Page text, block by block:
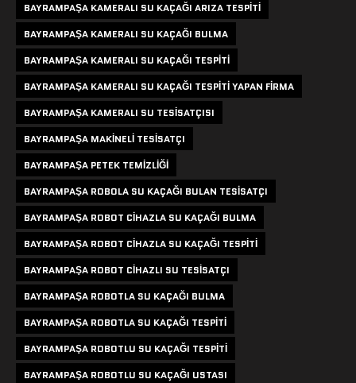
BAYRAMPAŞA KAMERALI SU KAÇAĞI ARIZA TESPITI
BAYRAMPAŞA KAMERALI SU KAÇAĞI BULMA
BAYRAMPAŞA KAMERALI SU KAÇAĞI TESPITI
BAYRAMPAŞA KAMERALI SU KAÇAĞI TESPITI YAPAN FIRMA
BAYRAMPAŞA KAMERALI SU TESISATÇISI
BAYRAMPAŞA MAKINELI TESISATÇI
BAYRAMPAŞA PETEK TEMIZLIĞI
BAYRAMPAŞA ROBOLA SU KAÇAĞI BULAN TESISATÇI
BAYRAMPAŞA ROBOT CIHAZLA SU KAÇAĞI BULMA
BAYRAMPAŞA ROBOT CIHAZLA SU KAÇAĞI TESPITI
BAYRAMPAŞA ROBOT CIHAZLI SU TESISATÇI
BAYRAMPAŞA ROBOTLA SU KAÇAĞI BULMA
BAYRAMPAŞA ROBOTLA SU KAÇAĞI TESPITI
BAYRAMPAŞA ROBOTLU SU KAÇAĞI TESPITI
BAYRAMPAŞA ROBOTLU SU KAÇAĞI USTASI